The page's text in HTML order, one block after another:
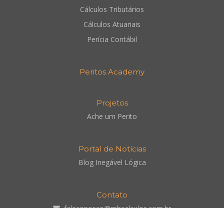
Cálculos Tributários
Cálculos Atuariais
Perícia Contábil
Peritos Academy
Projetos
Ache um Perito
Portal de Notícias
Blog Inegável Lógica
Contato